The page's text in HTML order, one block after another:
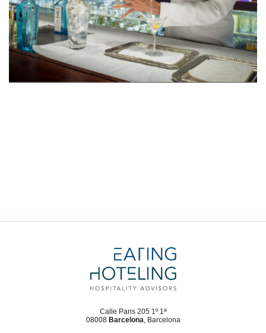
Calle Paris 205 1º 1ª
08008 Barcelona, Barcelona